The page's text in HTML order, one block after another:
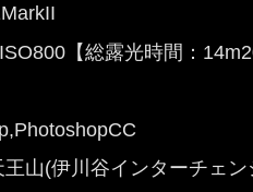
【総露光時間：
山(伊川谷インターチェン